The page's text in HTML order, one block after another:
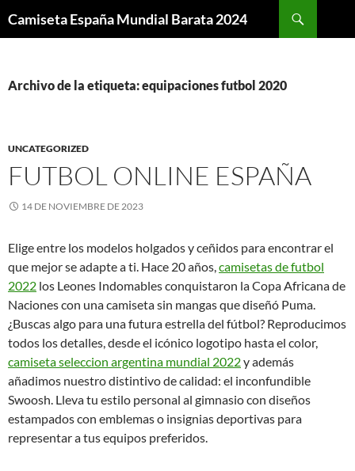
Camiseta España Mundial Barata 2024
Archivo de la etiqueta: equipaciones futbol 2020
UNCATEGORIZED
FUTBOL ONLINE ESPAÑA
14 DE NOVIEMBRE DE 2023
Elige entre los modelos holgados y ceñidos para encontrar el
que mejor se adapte a ti. Hace 20 años,camisetas de futbol
2022 los Leones Indomables conquistaron la Copa Africana de
Naciones con una camiseta sin mangas que diseñó Puma.
¿Buscas algo para una futura estrella del fútbol? Reproducimos
todos los detalles, desde el icónico logotipo hasta el color,
camiseta seleccion argentina mundial 2022y además
añadimos nuestro distintivo de calidad: el inconfundible
Swoosh. Lleva tu estilo personal al gimnasio con diseños
estampados con emblemas o insignias deportivas para
representar a tus equipos preferidos.